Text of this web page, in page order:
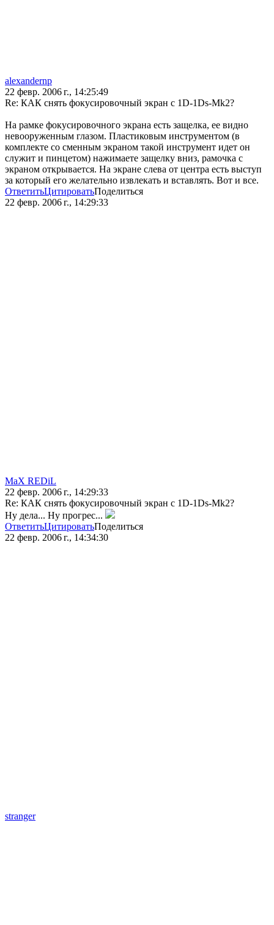
alexandernp
22 февр. 2006 г., 14:25:49
Re: КАК снять фокусировочный экран с 1D-1Ds-Mk2?
На рамке фокусировочного экрана есть защелка, ее видно
невооруженным глазом. Пластиковым инструментом (в
комплекте со сменным экраном такой инструмент идет он
служит и пинцетом) нажимаете защелку вниз, рамочка с
экраном открывается. На экране слева от центра есть выступ
за который его желательно извлекать и вставлять. Вот и все.
ОтветитьЦитироватьПоделиться
22 февр. 2006 г., 14:29:33
MaX REDiL
22 февр. 2006 г., 14:29:33
Re: КАК снять фокусировочный экран с 1D-1Ds-Mk2?
Ну дела... Ну прогрес...
ОтветитьЦитироватьПоделиться
22 февр. 2006 г., 14:34:30
stranger